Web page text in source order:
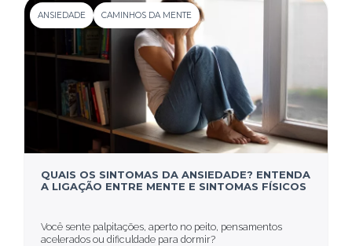
ANSIEDADE CAMINHOS DA MENTE
QUAIS OS SINTOMAS DA ANSIEDADE? ENTENDA
A LIGAÇÃO ENTRE MENTE E SINTOMAS FÍSICOS
Você sente palpitações, aperto no peito, pensamentos
acelerados ou dificuldade para dormir?